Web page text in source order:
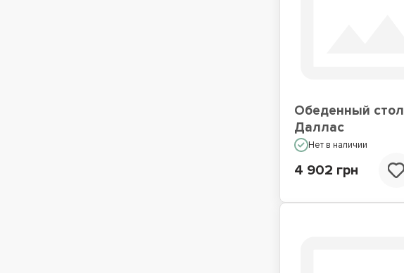
Обеденный стол
Даллас
Нет в наличии
4 902 грн